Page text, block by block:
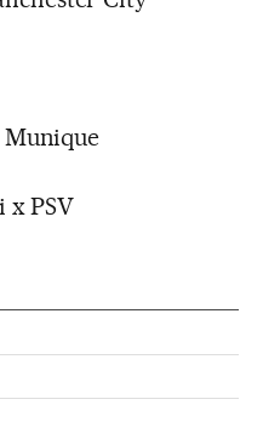
Munique
x PSV
Twitter
en Facebook